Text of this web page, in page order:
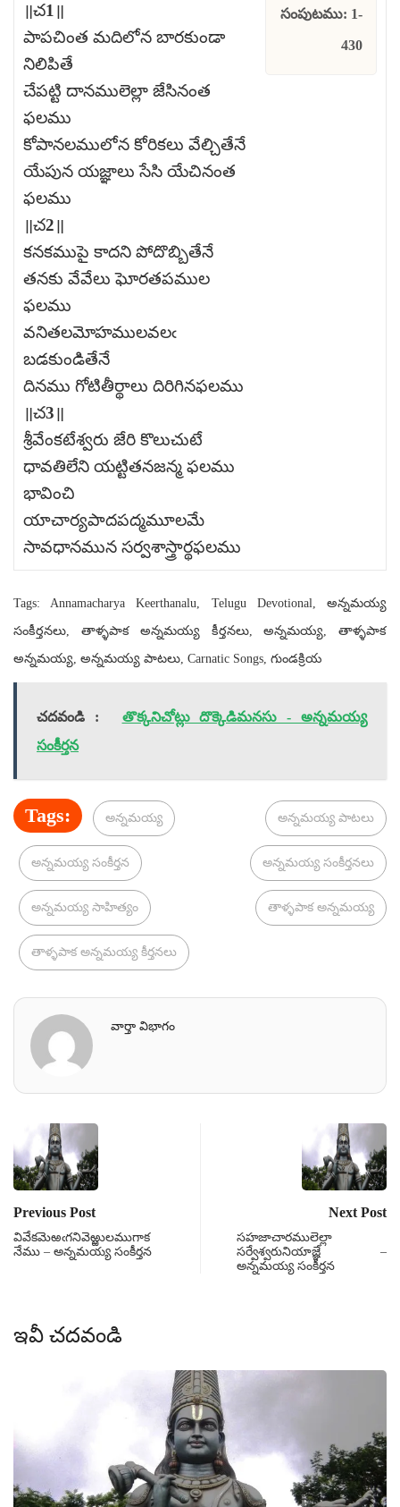
॥చ1॥
పాపచింత మదిలోన బారకుండా
నిలిపితే
చేపట్టి దానములెల్లా జేసినంత
ఫలము
కోపానలములోన కోరికలు వేల్చితేనే
యేపున యజ్ఞాలు సేసి యేచినంత
ఫలము
॥చ2॥
కనకముపై కాదని పోదొబ్బితేనే
తనకు వేవేలు ఘోరతపముల
ఫలము
వనితలమోహములవలఁ
బడకుండితేనే
దినము గోటితీర్థాలు దిరిగినఫలము
॥చ3॥
శ్రీవేంకటేశ్వరు జేరి కొలుచుటే
ధావతిలేని యట్టితనజన్మ ఫలము
భావించి
యాచార్యపాదపద్మమూలమే
సావధానమున సర్వశాస్త్రార్థఫలము
సంపుటము: 1-
430
Tags: Annamacharya Keerthanalu, Telugu Devotional, అన్నమయ్య
సంకీర్తనలు, తాళ్ళపాక అన్నమయ్య కీర్తనలు, అన్నమయ్య, తాళ్ళపాక
అన్నమయ్య, అన్నమయ్య పాటలు, Carnatic Songs, గుండక్రియ
చదవండి :
తొక్కనిచోట్లు దొక్కెడిమనసు - అన్నమయ్య
సంకీర్తన
Tags: అన్నమయ్య అన్నమయ్య పాటలు
అన్నమయ్య సంకీర్తన అన్నమయ్య సంకీర్తనలు
అన్నమయ్య సాహిత్యం తాళ్ళపాక అన్నమయ్య
తాళ్ళపాక అన్నమయ్య కీర్తనలు
వార్తా విభాగం
Previous Post
వివేకమెఱఁగనివెఱ్ఱులముగాక
నేము – అన్నమయ్య సంకీర్తన
Next Post
సహజాచారములెల్లా
సర్వేశ్వరునియాజ్ఞే –
అన్నమయ్య సంకీర్తన
ఇవీ చదవండి